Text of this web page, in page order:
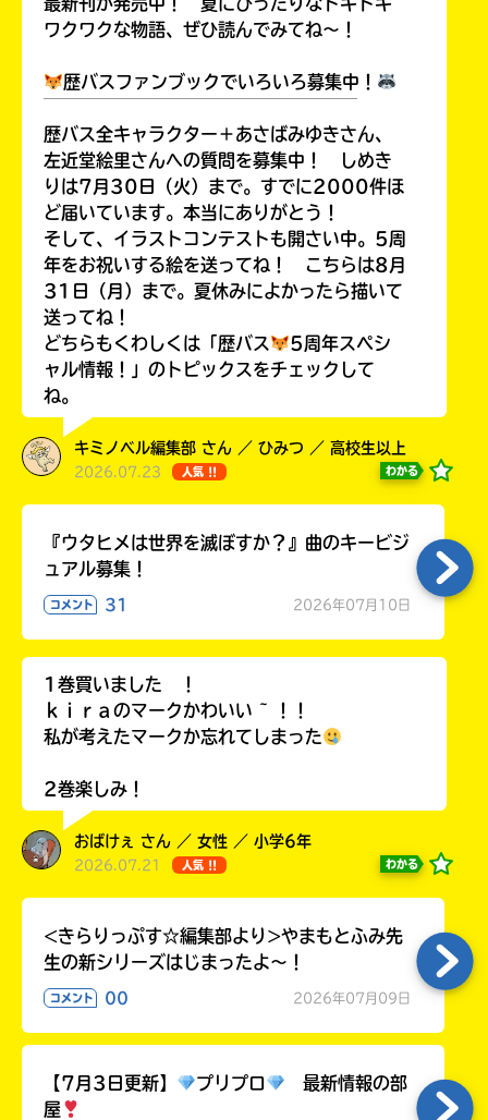
Loading
最新刊が発売中！ 夏にぴったりなドキドキ
ワクワクな物語、ぜひ読んでみてね～！
歴バスファンブックでいろいろ募集中！
歴バス全キャラクター＋あさばみゆきさん、
左近堂絵里さんへの質問を募集中！ しめき
りは7月30日（火）まで。すでに2000件ほ
ど届いています。本当にありがとう！
そして、イラストコンテストも開さい中。5周
年をお祝いする絵を送ってね！ こちらは8月
31日（月）まで。夏休みによかったら描いて
送ってね！
どちらもくわしくは「歴バス
5周年スペシ
ャル情報！」のトピックスをチェックして
ね。
キミノベル編集部 さん ／ ひみつ ／ 高校生以上
2026.07.23 人気 !! わかる
『ウタヒメは世界を滅ぼすか？』曲のキービジ
ュアル募集！
コメント 31 2026年07月10日
1巻買いました ！
ｋｉｒａのマークかわいい ~ ！！
私が考えたマークか忘れてしまった
2巻楽しみ！
おばけぇ さん ／ 女性 ／ 小学6年
2026.07.21 人気 !! わかる
<きらりっぷす☆編集部より>やまもとふみ先
生の新シリーズはじまったよ～！
コメント 00 2026年07月09日
【7月3日更新】 プリプロ
最新情報の部
屋
力
に
ラ
が
一
度
て
戻